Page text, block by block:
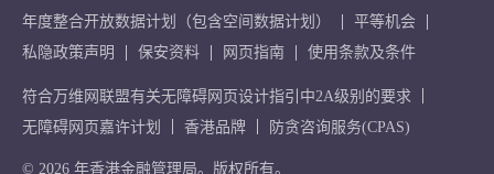
年度整合开放数据计划（包含空间数据计划）
平等机会
私隐政策声明
保安资料 网页指南 使用条款及条件
符合万维网联盟有关无障碍网页设计指引中2A级别的要求
无障碍网页嘉许计划
香港品牌 防贪咨询服务(CPAS)
© 2026 年香港金融管理局。版权所有。